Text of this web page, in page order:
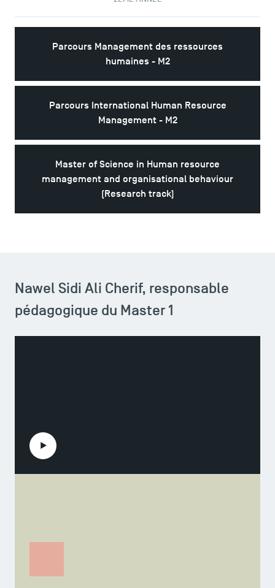
Logos et identité graphique
Presse
Parcours Management des ressources
humaines - M2
Parcours International Human Resource
Management - M2
Master of Science in Human resource
management and organisational behaviour
(Research track)
Nawel Sidi Ali Cherif, responsable
pédagogique du Master 1